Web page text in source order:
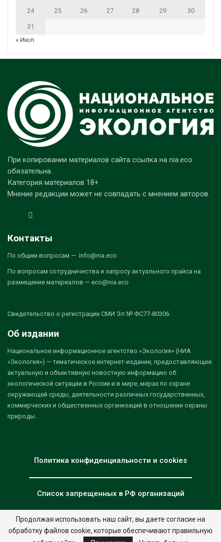
24 25 26 27 28 29 30
31
« Июл
При копировании материалов сайта ссылка на nia.eco
обязательна.
Категория материалов 18+
Мнение редакции может не совпадать с мнением авторов.
Контакты
По общим вопросам — info@nia.eco
По вопросам сотрудничества и запросу актуального прайса на
размещение материалов — eco@nia.eco
Свидетельство о регистрации СМИ Эл № ФС77-80306
Об издании
Национальное информационное агентство «Экология» (НИА
«Экология») — тематическое интернет-издание, предоставляющее
актуальную и объективную новостную информацию об
экологической ситуации в России и в мире, мерах по охране
окружающей среды, деятельности различных государственных,
коммерческих и общественных организаций в отношении охраны
природы.
Политика конфиденциальности и cookies
Список запрещенных в РФ организаций
© 2026 - НИА "Экология". Все права защищены. Дизайн:nia.eco
Продолжая использовать наш сайт, вы даете согласие на
обработку файлов cookie, которые обеспечивают правильную